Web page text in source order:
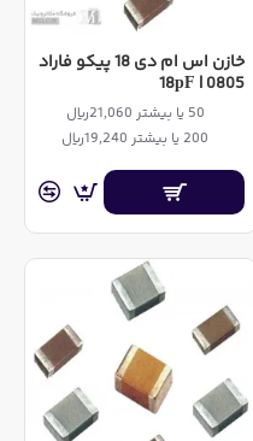
خازن اس ام دی 18 پیکو فاراد
0805 | 18pF
50 یا بیشتر 21,060ریال
200 یا بیشتر 19,240ریال